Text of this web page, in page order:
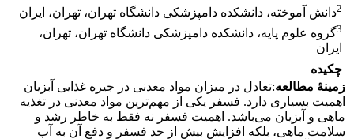
2دانش آموخته، دانشکده دامپزشکی دانشگاه تهران، تهران، ایران
3گروه علوم پایه، دانشکده دامپزشکی دانشگاه تهران، تهران،
ایران
چکیده
زمینۀ مطالعه:تعادل در میزان مواد معدنی در جیره غذایی آبزیان
اهمیت بسیاری دارد. فسفر یکی از مهم‌ترین مواد معدنی در تغذیه
ماهی و آبزیان می‌باشد. اهمیت فسفر نه فقط به خاطر رشد و
سلامت ماهی، بلکه افزایش بیش از حد فسفر و دفع آن به آب